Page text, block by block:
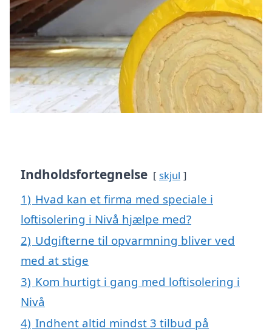
Indholdsfortegnelse skjul
1) Hvad kan et firma med speciale i
loftisolering i Nivå hjælpe med?
2) Udgifterne til opvarmning bliver ved
med at stige
3) Kom hurtigt i gang med loftisolering i
Nivå
4) Indhent altid mindst 3 tilbud på